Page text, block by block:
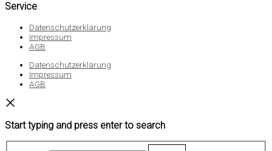
Service
Datenschutzerklärung
Impressum
AGB
Datenschutzerklärung
Impressum
AGB
Start typing and press enter to search